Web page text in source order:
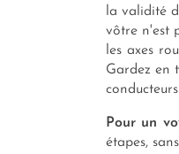
la validité
vôtre n'est
les axes
Gardez en
Pour un
étapes,